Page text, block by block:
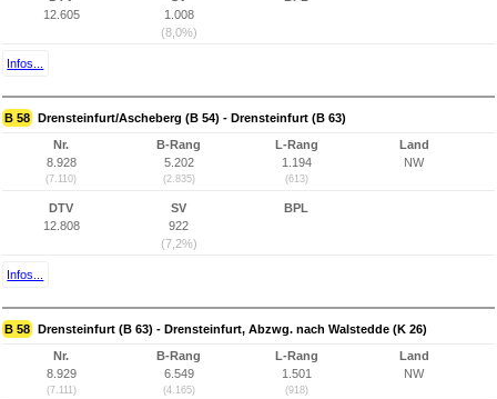
12.605
1.008
(8,0%)
Infos...
B 58 Drensteinfurt/Ascheberg (B 54) - Drensteinfurt (B 63)
Nr.
8.928
(7.110)
B-Rang
5.202
(2.835)
L-Rang
1.194
(613)
Land
NW
DTV
12.808
SV
922
(7,2%)
BPL
Infos...
B 58 Drensteinfurt (B 63) - Drensteinfurt, Abzwg. nach Walstedde (K 26)
Nr.
8.929
(7.111)
B-Rang
6.549
(4.165)
L-Rang
1.501
(918)
Land
NW